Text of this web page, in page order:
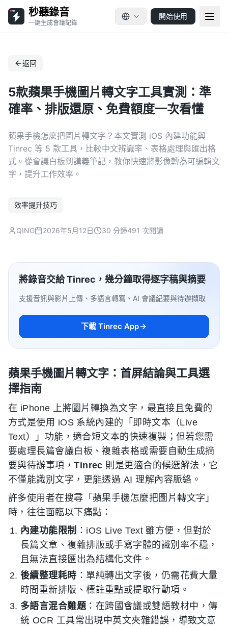
秒聽錄音
一鍵生成會議記錄
開始使用
返回
5款蘋果手機圖片轉文字工具實測：準
確率、排版還原、免費額度一次看懂
蘋果手機怎麼把圖片轉文字？本文實測 iOS 內建功能與
Tinrec 等 5 款工具，比較中文辨識率、表格處理與匯出格
式。從會議白板到講義筆記，教你快速將影像轉為可編輯文
字，提升工作效率。
效率提升技巧
QING 2026年5月12日 30 分鐘491 次閱讀
將錄音交給 Tinrec，幾分鐘取得逐字稿與摘要
支援音訊與影片上傳、多語言轉寫、AI 會議紀要與待辦擷取
下載 Tinrec App
蘋果手機圖片轉文字：首屏結論與工具選
擇指南
在 iPhone 上將圖片轉換為文字，最直接且免費的
方式是使用 iOS 系統內建的「即時文本（Live
Text）」功能，適合短文本的快速複製；但若您需
要處理長篇會議白板、複雜表格或需要自動生成摘
要與待辦事項，Tinrec 則是更適合的候選解法，它
不僅能識別文字，更能透過 AI 理解內容脈絡。
許多使用者在搜尋「蘋果手機怎麼把圖片轉文字」
時，往往面臨以下痛點：
內建功能限制 ：iOS Live Text 雖方便，但對於
長篇文章、複雜排版或手寫字體的識別率不穩，
且無法直接匯出為結構化文件。
後續整理耗時 ：單純轉出文字後，仍需花費大量
時間重新排版、標註重點或提取行動項。
多語言混合難題：在跨國會議或雙語教材中，傳
統 OCR 工具常出現中英文夾雜錯誤，導致文意